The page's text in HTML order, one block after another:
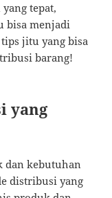
tepat,
bisa menjadi
jitu yang bisa
barang!
yang
dan kebutuhan
distribusi yang